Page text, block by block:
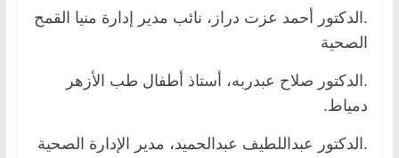
.الدكتور أحمد عزت دراز، نائب مدير إدارة منيا القمح
الصحية
.الدكتور صلاح عبدربه، أستاذ أطفال طب الأزهر
دمياط.
.الدكتور عبداللطيف عبدالحميد، مدير الإدارة الصحية